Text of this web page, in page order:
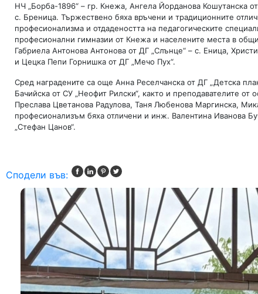
НЧ „Борба-1896“ – гр. Кнежа, Ангела Йорданова Кошутанска
с. Бреница. Тържествено бяха връчени и традиционните
професионализма и отдадеността на педагогическите
професионални гимназии от Кнежа и населените места в
Габриела Антонова Антонова от ДГ „Слънце“ – с. Еница,
и Цецка Пепи Горнишка от ДГ „Мечо Пух“.
Сред наградените са още Анна Реселчанска от ДГ „Детска
Бачийска от СУ „Неофит Рилски“, както и преподавателите
Преслава Цветанова Радулова, Таня Любенова Маргинска,
професионализъм бяха отличени и инж. Валентина Иванова
„Стефан Цанов“.
Сподели във: